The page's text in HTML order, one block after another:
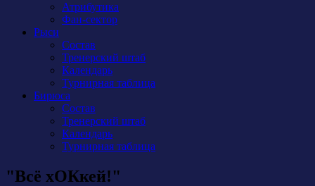
Атрибутика
Фан-сектор
Рыси
Состав
Тренерский штаб
Календарь
Турнирная таблица
Бирюса
Состав
Тренерский штаб
Календарь
Турнирная таблица
"Всё хОКкей!"